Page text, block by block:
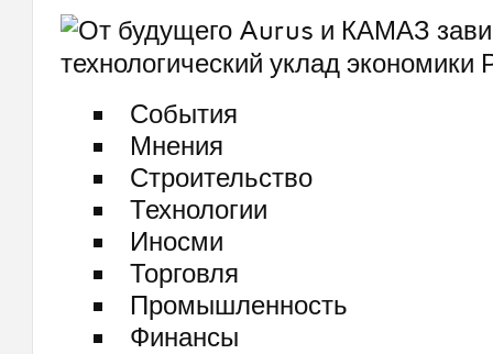
События
Мнения
Строительство
Технологии
Иносми
Торговля
Промышленность
Финансы